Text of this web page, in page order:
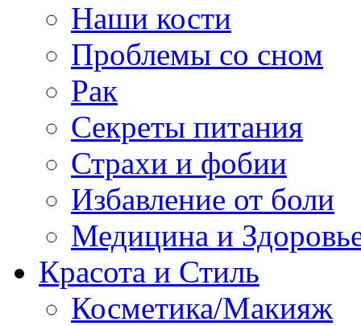
Наши кости
Проблемы со сном
Рак
Секреты питания
Страхи и фобии
Избавление от боли
Медицина и
Красота и Стиль
Косметика/Макияж